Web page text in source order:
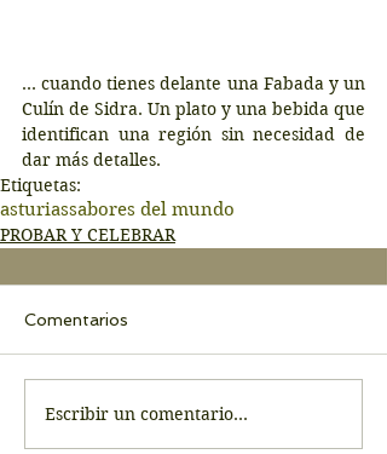
… cuando tienes delante una Fabada y un
Culín de Sidra. Un plato y una bebida que
identifican una región sin necesidad de
dar más detalles.
Etiquetas:
asturiassabores del mundo
PROBAR Y CELEBRAR
Comentarios
Escribir un comentario...